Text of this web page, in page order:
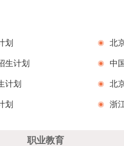
划 北
生计划 中
计划 北
划 浙
职业教育